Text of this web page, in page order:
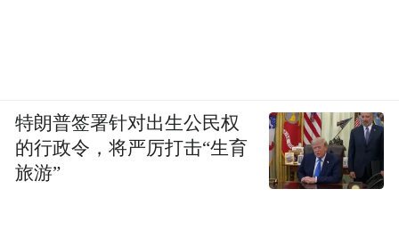
特朗普签署针对出生公民权
的行政令，将严厉打击“生育
旅游”